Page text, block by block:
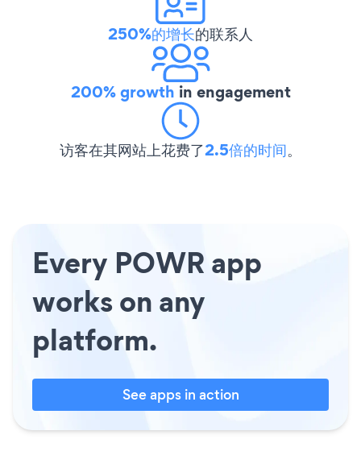
250%的增长的联系人
200% growth in engagement
访客在其网站上花费了2.5倍的时间。
Every POWR app
works on any
platform.
See apps in action